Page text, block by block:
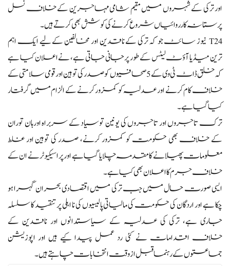
اور ترکی کے شہروں میں مقیم شامی مہاجرین کے خلاف نسل
پرستانہ کارروائیاں شروع کرنے کی کوشش بھی کرتے ہیں۔
T24 نیوز سائٹ جو کہ ترکی کے ناقدین اور مخالفین کے لیے ایک اہم
ترین میڈیا آؤٹ لیٹس کے طور پر جانی جاتی ہے، نے اعلان کیا ہے
کہ خلق ڈاٹ ٹی وی کے 5 صحافیوں کو صدر کی توہین اور قومی سلامتی کے
خلاف کام کرنے اور عدلیہ کو کمزور کرنے کے الزام میں گرفتار
کیا گیا ہے۔
ترک تاجروں اور تاجروں کی یونین توسیاد کے سربراہ اورہان توران
کے خلاف بھی حکومت کو کمزور کرنے، صدر کی توہین اور غلط
معلومات پھیلانے کا مقدمہ چلایا گیا ہے اور پراسیکیوٹر نے ان کے
خلاف جرم کا اعلان بھی کیا ہے۔
ایسی صورت حال میں جب ترکی میں اقتصادی بحران گہرا ہو
چکا ہے اور اردگان کی حکومت کی مالیاتی پالیسیوں کی نا اہلی پر تنقید کا سلسلہ
جاری ہے، ترکی کی عدلیہ کے سیاستدانوں اور ناقدین کے
خلاف اقدامات نے کئی رد عمل پیدا کیے ہیں اور اپوزیشن
جماعتوں کے رہنما قبل از وقت انتخابات چاہتے ہیں۔